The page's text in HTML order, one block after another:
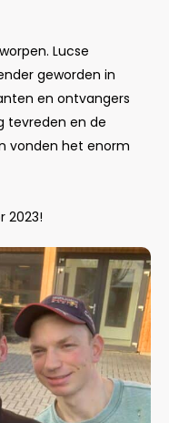
Lucse
geworden in
en ontvangers
tevreden en de
vonden het enorm
2023!